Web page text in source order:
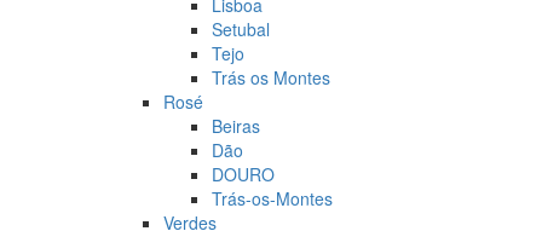
Lisboa
Setubal
Tejo
Trás os Montes
Rosé
Beiras
Dão
DOURO
Trás-os-Montes
Verdes